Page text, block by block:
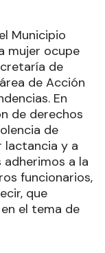
Municipio
mujer ocupe
de
de Acción
En
de derechos
de
lactancia y a
a la
funcionarios,
que
el tema de